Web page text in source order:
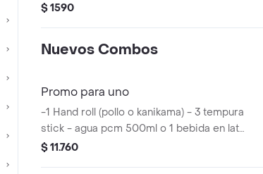
$ 1590
Nuevos Combos
Promo para uno
-1 Hand roll (pollo o kanikama) - 3 tempura
stick - agua pcm 500ml o 1 bebida en lata
- 1 salsa acevichada
$ 11.760